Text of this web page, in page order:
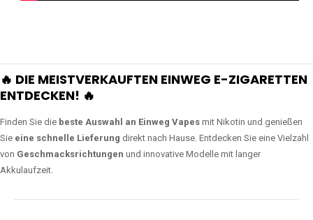
🔥 DIE MEISTVERKAUFTEN EINWEG E-ZIGARETTEN
ENTDECKEN! 🔥
Finden Sie die beste Auswahl an Einweg Vapes mit Nikotin und genießen
Sie eine schnelle Lieferung direkt nach Hause. Entdecken Sie eine Vielzahl
von Geschmacksrichtungen und innovative Modelle mit langer
Akkulaufzeit.